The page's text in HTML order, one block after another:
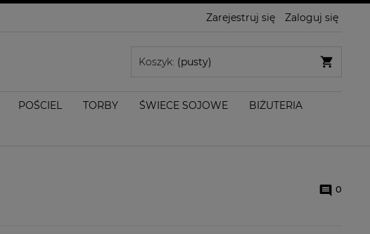
Zarejestruj się Zaloguj się
Koszyk: (pusty)
POŚCIEL TORBY ŚWIECE SOJOWE BIŻUTERIA
0